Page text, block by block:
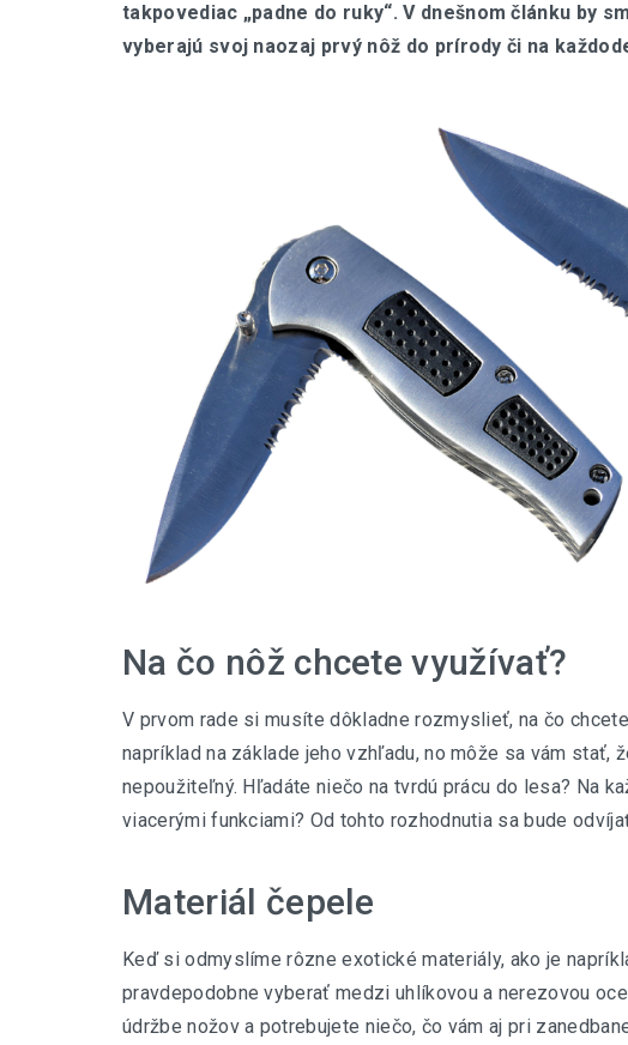
takpovediac „padne do ruky“. V dnešnom článku by
vyberajú svoj naozaj prvý nôž do prírody či na
Na čo nôž chcete využívať?
V prvom rade si musíte dôkladne rozmyslieť, na čo
napríklad na základe jeho vzhľadu, no môže sa vám stať,
nepoužiteľný. Hľadáte niečo na tvrdú prácu do lesa? Na
viacerými funkciami? Od tohto rozhodnutia sa bude
Materiál čepele
Keď si odmyslíme rôzne exotické materiály, ako je
pravdepodobne vyberať medzi uhlíkovou a nerezovou
údržbe nožov a potrebujete niečo, čo vám aj pri